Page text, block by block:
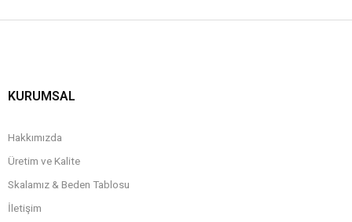
KURUMSAL
Hakkımızda
Üretim ve Kalite
Skalamız & Beden Tablosu
İletişim